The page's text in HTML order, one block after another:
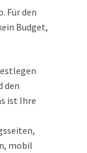
Für den
Budget,
den
ist Ihre
mobil